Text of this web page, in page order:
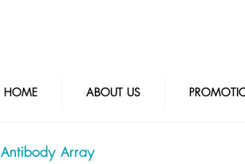
HOME ABOUT US
Antibody Array